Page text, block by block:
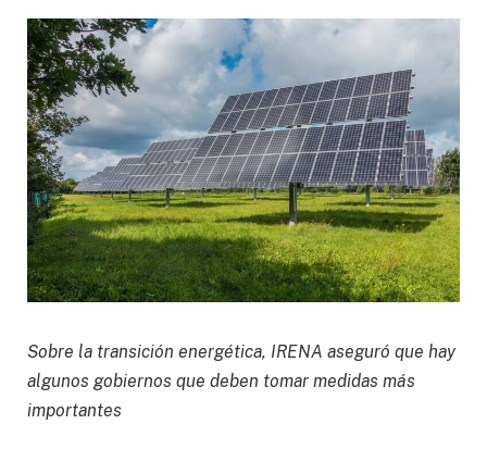
Sobre la transición energética, IRENA aseguró que hay
algunos gobiernos que deben tomar medidas más
importantes